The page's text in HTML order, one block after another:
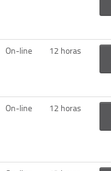
On-line 12 horas
On-line 12 horas